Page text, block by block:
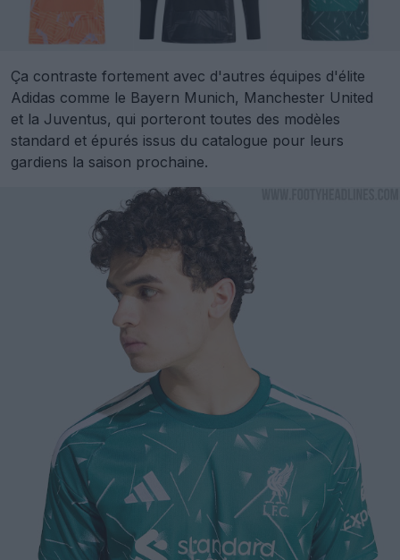
Ça contraste fortement avec d'autres équipes d'élite
Adidas comme le Bayern Munich, Manchester United
et la Juventus, qui porteront toutes des modèles
standard et épurés issus du catalogue pour leurs
gardiens la saison prochaine.